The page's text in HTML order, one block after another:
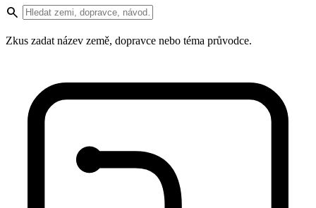
search
Zkus zadat název země, dopravce nebo téma průvodce.